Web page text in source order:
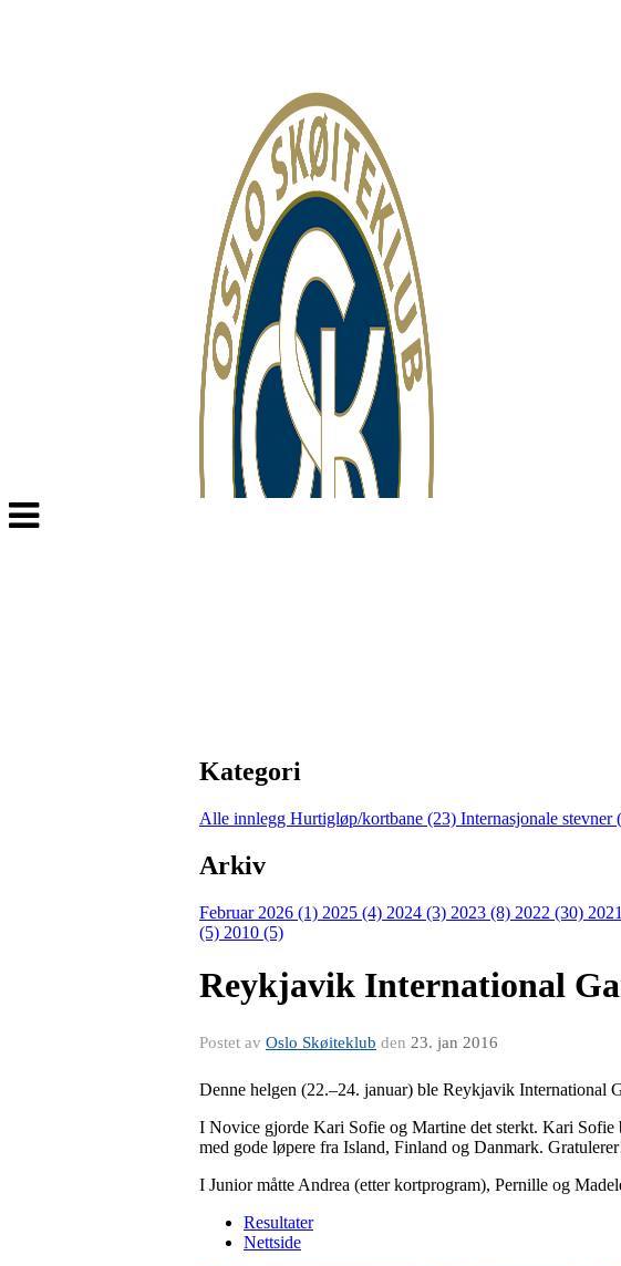
Veksle
navigasjon
Kategori
Alle innlegg Hurtigløp/kortbane (23) Internasjonale stevner
Arkiv
Februar 2026 (1) 2025 (4) 2024 (3) 2023 (8) 2022 (30)
(5) 2010 (5)
Reykjavik International
Postet av Oslo Skøiteklub den 23. jan 2016
Denne helgen (22.–24. januar) ble Reykjavik International
I Novice gjorde Kari Sofie og Martine det sterkt. Kari Sofie
med gode løpere fra Island, Finland og Danmark.
I Junior måtte Andrea (etter kortprogram), Pernille og
Resultater
Nettside